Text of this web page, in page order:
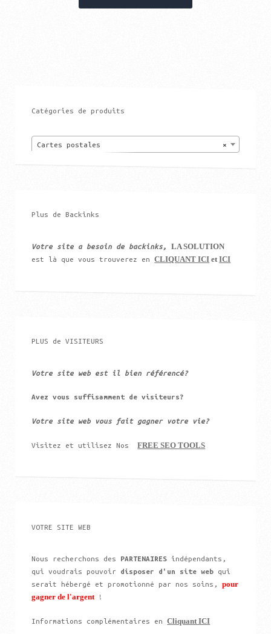
Catégories de produits
×
Cartes postales
Plus de Backinks
Votre site a besoin de backinks, LA SOLUTION
est là que vous trouverez enCLIQUANT ICI et ICI
PLUS de VISITEURS
Votre site web est il bien référencé?
Avez vous suffisamment de visiteurs?
Votre site web vous fait gagner votre vie?
Visitez et utilisez Nos FREE SEO TOOLS
VOTRE SITE WEB
Nous recherchons des PARTENAIRES indépendants,
qui voudrais pouvoir disposer d'un site web qui
serait hébergé et promotionné par nos soins,pour
gagner de l'argent !
Informations complémentaires enCliquant ICI